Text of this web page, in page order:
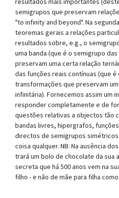
semigrupos que preservam
"to infinity and beyond". Na
teoremas gerais a relações
resultados sobre, e.g., o
uma banda (que é o semigrupo
preservam uma certa relação
das funções reais contínuas (que
transformações que preservam
infinitária). Fornecemos assim um
responder completamente e de
questões relativas a objectos tão
bandas livres, hipergrafos,
directos de semigrupos
coisa qualquer. NB: Na ausência
trará um bolo de chocolate da sua
secreta que há 500 anos vem na
filho - e não de mãe para filha